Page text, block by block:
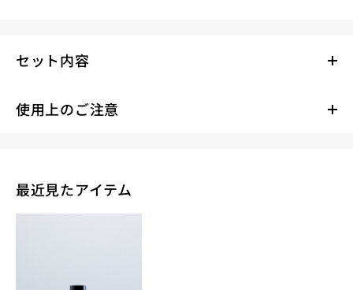
セット内容
使用上のご注意
最近見たアイテム